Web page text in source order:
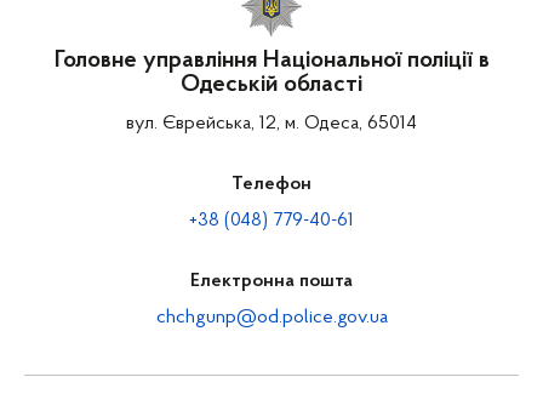
Головне управління Національної поліції в
Одеській області
вул. Єврейська, 12, м. Одеса, 65014
Телефон
+38 (048) 779-40-61
Електронна пошта
chchgunp@od.police.gov.ua